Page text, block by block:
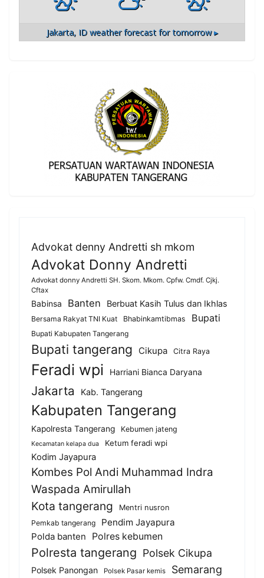
Jakarta, IDweather forecast for tomorrow ▸
Advokat denny Andretti sh mkom
Advokat Donny Andretti
Advokat donny Andretti SH. Skom. Mkom. Cpfw. Cmdf. Cjkj.
Cftax
Babinsa Banten Berbuat Kasih Tulus dan Ikhlas
Bersama Rakyat TNI Kuat Bhabinkamtibmas Bupati
Bupati Kabupaten Tangerang
Bupati tangerang Cikupa Citra Raya
Feradi wpi Harriani Bianca Daryana
Jakarta Kab. Tangerang
Kabupaten Tangerang
Kapolresta Tangerang Kebumen jateng
Kecamatan kelapa dua Ketum feradi wpi
Kodim Jayapura
Kombes Pol Andi Muhammad Indra
Waspada Amirullah
Kota tangerang
Mentri nusron
Pemkab tangerang
Pendim Jayapura
Polda banten
Polres kebumen
Polresta tangerang Polsek Cikupa
Polsek Panongan Polsek Pasar kemis Semarang